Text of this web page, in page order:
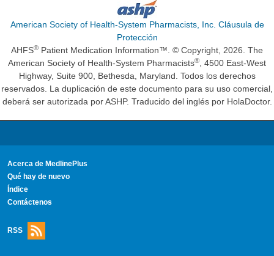
American Society of Health-System Pharmacists, Inc. Cláusula de
Protección
AHFS® Patient Medication Information™. © Copyright, 2026. The
American Society of Health-System Pharmacists®, 4500 East-West
Highway, Suite 900, Bethesda, Maryland. Todos los derechos
reservados. La duplicación de este documento para su uso comercial,
deberá ser autorizada por ASHP. Traducido del inglés por HolaDoctor.
Acerca de MedlinePlus
Qué hay de nuevo
Índice
Contáctenos
RSS